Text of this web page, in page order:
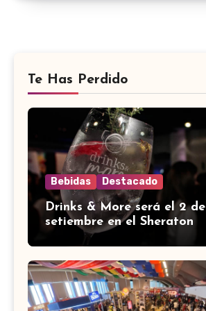
Te Has Perdido
Bebidas Destacado
Drinks & More será el 2 de
setiembre en el Sheraton